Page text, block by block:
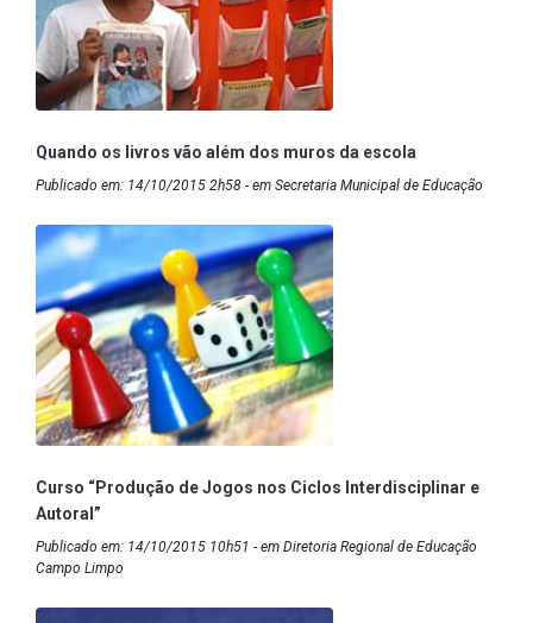
Quando os livros vão além dos muros da escola
Publicado em: 14/10/2015 2h58 - em Secretaria Municipal de Educação
Curso “Produção de Jogos nos Ciclos Interdisciplinar e
Autoral”
Publicado em: 14/10/2015 10h51 - em Diretoria Regional de Educação
Campo Limpo